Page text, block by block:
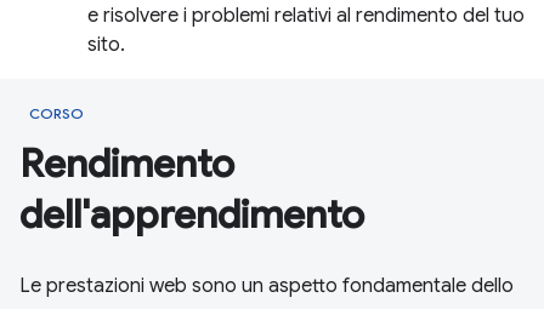
e risolvere i problemi relativi al rendimento del tuo
sito.
CORSO
Rendimento
dell'apprendimento
Le prestazioni web sono un aspetto fondamentale dello